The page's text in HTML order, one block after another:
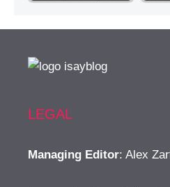
LEGAL
Managing Editor: Alex